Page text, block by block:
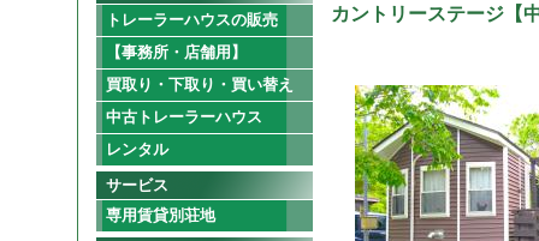
トレーラーハウスの販売
【事務所・店舗用】
買取り・下取り・買い替え
中古トレーラーハウス
レンタル
サービス
専用賃貸別荘地
カントリーステージ【